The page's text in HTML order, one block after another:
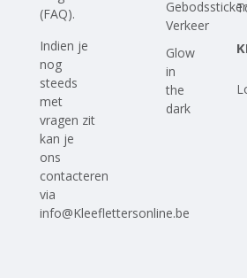
(FAQ).
Indien je
nog
steeds
met
vragen zit
kan je
ons
contacteren
via
info@Kleeflettersonline.be
Verkeer
Glow
in
the
dark